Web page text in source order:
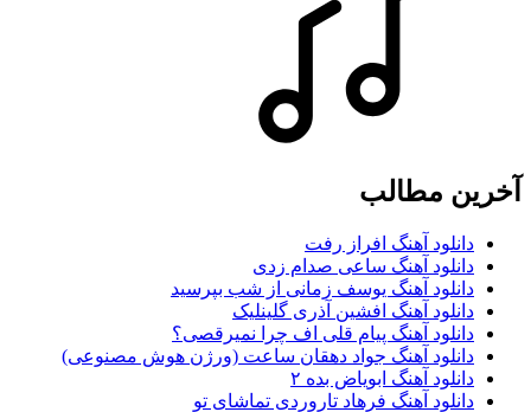
آخرین مطالب
دانلود آهنگ افراز رفت
دانلود آهنگ ساعی صدام زدی
دانلود آهنگ یوسف زمانی از شب بپرسید
دانلود آهنگ افشین آذری گلینلیک
دانلود آهنگ پیام قلی اف چرا نمیرقصی؟
دانلود آهنگ جواد دهقان ساعت (ورژن هوش مصنوعی)
دانلود آهنگ ابویاض بده ۲
دانلود آهنگ فرهاد تاروردی تماشای تو